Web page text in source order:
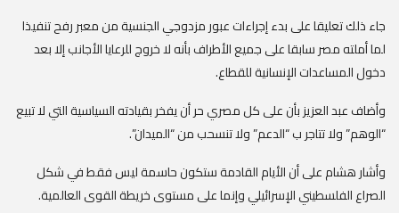
جاء ذلك تعليقا على بدء إجراءات عبور مزدوجي الجنسية من معبر رفح تنفيذا
لما أملته مصر سابقا على جميع الأطراف بأنه لا خروج للرعايا الأجانب إلا بعد
دخول المساعدات الإنسانية للقطاع.
وأضاف عبد العزيز بأن على كل مصري حر أن يفخر بقيادته السياسية التي لا تبيع
“الوهم” ولا تتاجر ب “الدعم” ولا تنسحب من “الميدان”.
وأشار هشام على أن الأيام القادمة ستكون حاسمة ليس فقط في شكل
الصراع الفلسطيني الإسرائيلي وإنما على مستوى خريطة القوى العالمية.